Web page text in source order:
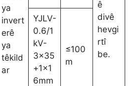
ê
divê
hevgi
rtî
be.
ya
invert
erê
ya
têkild
ar
YJLV-
0.6/1
kV-
3×35
+1×1
6mm
≤100
m